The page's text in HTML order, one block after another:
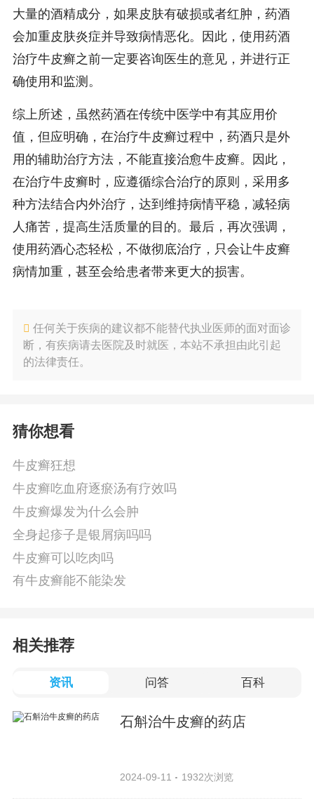
大量的酒精成分，如果皮肤有破损或者红肿，药酒
会加重皮肤炎症并导致病情恶化。因此，使用药酒
治疗牛皮癣之前一定要咨询医生的意见，并进行正
确使用和监测。
综上所述，虽然药酒在传统中医学中有其应用价
值，但应明确，在治疗牛皮癣过程中，药酒只是外
用的辅助治疗方法，不能直接治愈牛皮癣。因此，
在治疗牛皮癣时，应遵循综合治疗的原则，采用多
种方法结合内外治疗，达到维持病情平稳，减轻病
人痛苦，提高生活质量的目的。最后，再次强调，
使用药酒心态轻松，不做彻底治疗，只会让牛皮癣
病情加重，甚至会给患者带来更大的损害。
任何关于疾病的建议都不能替代执业医师的面对面诊
断，有疾病请去医院及时就医，本站不承担由此引起
的法律责任。
猜你想看
牛皮癣狂想
牛皮癣吃血府逐瘀汤有疗效吗
牛皮癣爆发为什么会肿
全身起疹子是银屑病吗吗
牛皮癣可以吃肉吗
有牛皮癣能不能染发
相关推荐
资讯 问答 百科
石斛治牛皮癣的药店
2024-09-11 1932次浏览